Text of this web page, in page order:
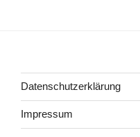
Datenschutzerklärung
Impressum